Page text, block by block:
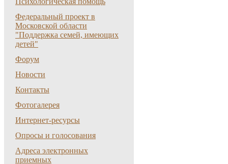
Федеральный проект в
Московской области
"Поддержка семей, имеющих
детей"
Форум
Новости
Контакты
Фотогалерея
Интернет-ресурсы
Опросы и голосования
Адреса электронных
приемных